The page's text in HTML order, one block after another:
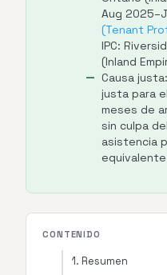
Aug
(Tenant
IPC:
(Inland
Causa
justa para
meses de
sin culpa
asistencia
CONTENIDO
1. Resumen